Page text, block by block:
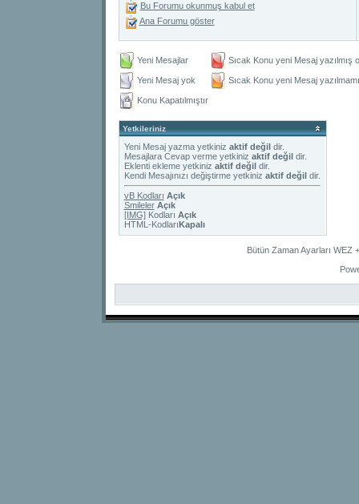
Bu Forumu okunmuş kabul et
Ana Forumu göster
Yeni Mesajlar Sıcak Konu yeni Mesaj yazılmış
Yeni Mesaj yok Sıcak Konu yeni Mesaj
Konu Kapatılmıştır
Yetkileriniz
Yeni Mesaj yazma yetkiniz aktif değildir.
Mesajlara Cevap verme yetkiniz aktif değildir.
Eklenti ekleme yetkiniz aktif değildir.
Kendi Mesajınızı değiştirme yetkiniz aktif değildir.
vB Kodları Açık
Smileler Açık
[IMG]Kodları Açık
HTML-KodlarıKapalı
Bütün Zaman Ayarları WEZ